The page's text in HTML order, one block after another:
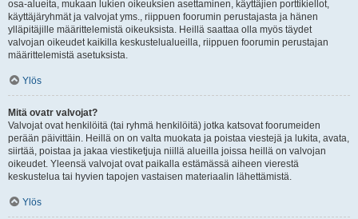
osa-alueita, mukaan lukien oikeuksien asettaminen, käyttäjien porttikiellot,
käyttäjäryhmät ja valvojat yms., riippuen foorumin perustajasta ja hänen
ylläpitäjille määrittelemistä oikeuksista. Heillä saattaa olla myös täydet
valvojan oikeudet kaikilla keskustelualueilla, riippuen foorumin perustajan
määrittelemistä asetuksista.
Ylös
Mitä ovatr valvojat?
Valvojat ovat henkilöitä (tai ryhmä henkilöitä) jotka katsovat foorumeiden
perään päivittäin. Heillä on on valta muokata ja poistaa viestejä ja lukita, avata,
siirtää, poistaa ja jakaa viestiketjuja niillä alueilla joissa heillä on valvojan
oikeudet. Yleensä valvojat ovat paikalla estämässä aiheen vierestä
keskustelua tai hyvien tapojen vastaisen materiaalin lähettämistä.
Ylös